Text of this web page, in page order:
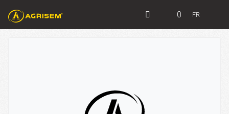
0 FR